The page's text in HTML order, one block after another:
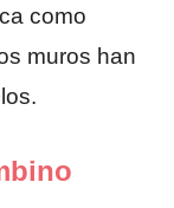
como
muros han